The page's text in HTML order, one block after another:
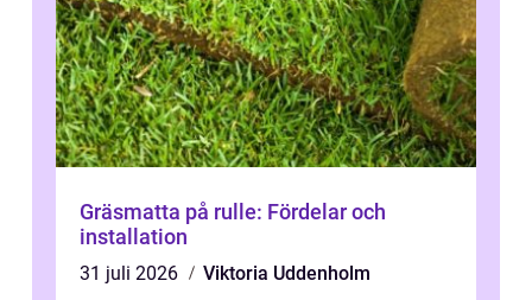
Gräsmatta på rulle: Fördelar och
installation
31 juli 2026
Viktoria Uddenholm